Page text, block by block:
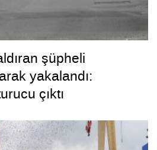
şüpheli
yakalandı:
çıktı